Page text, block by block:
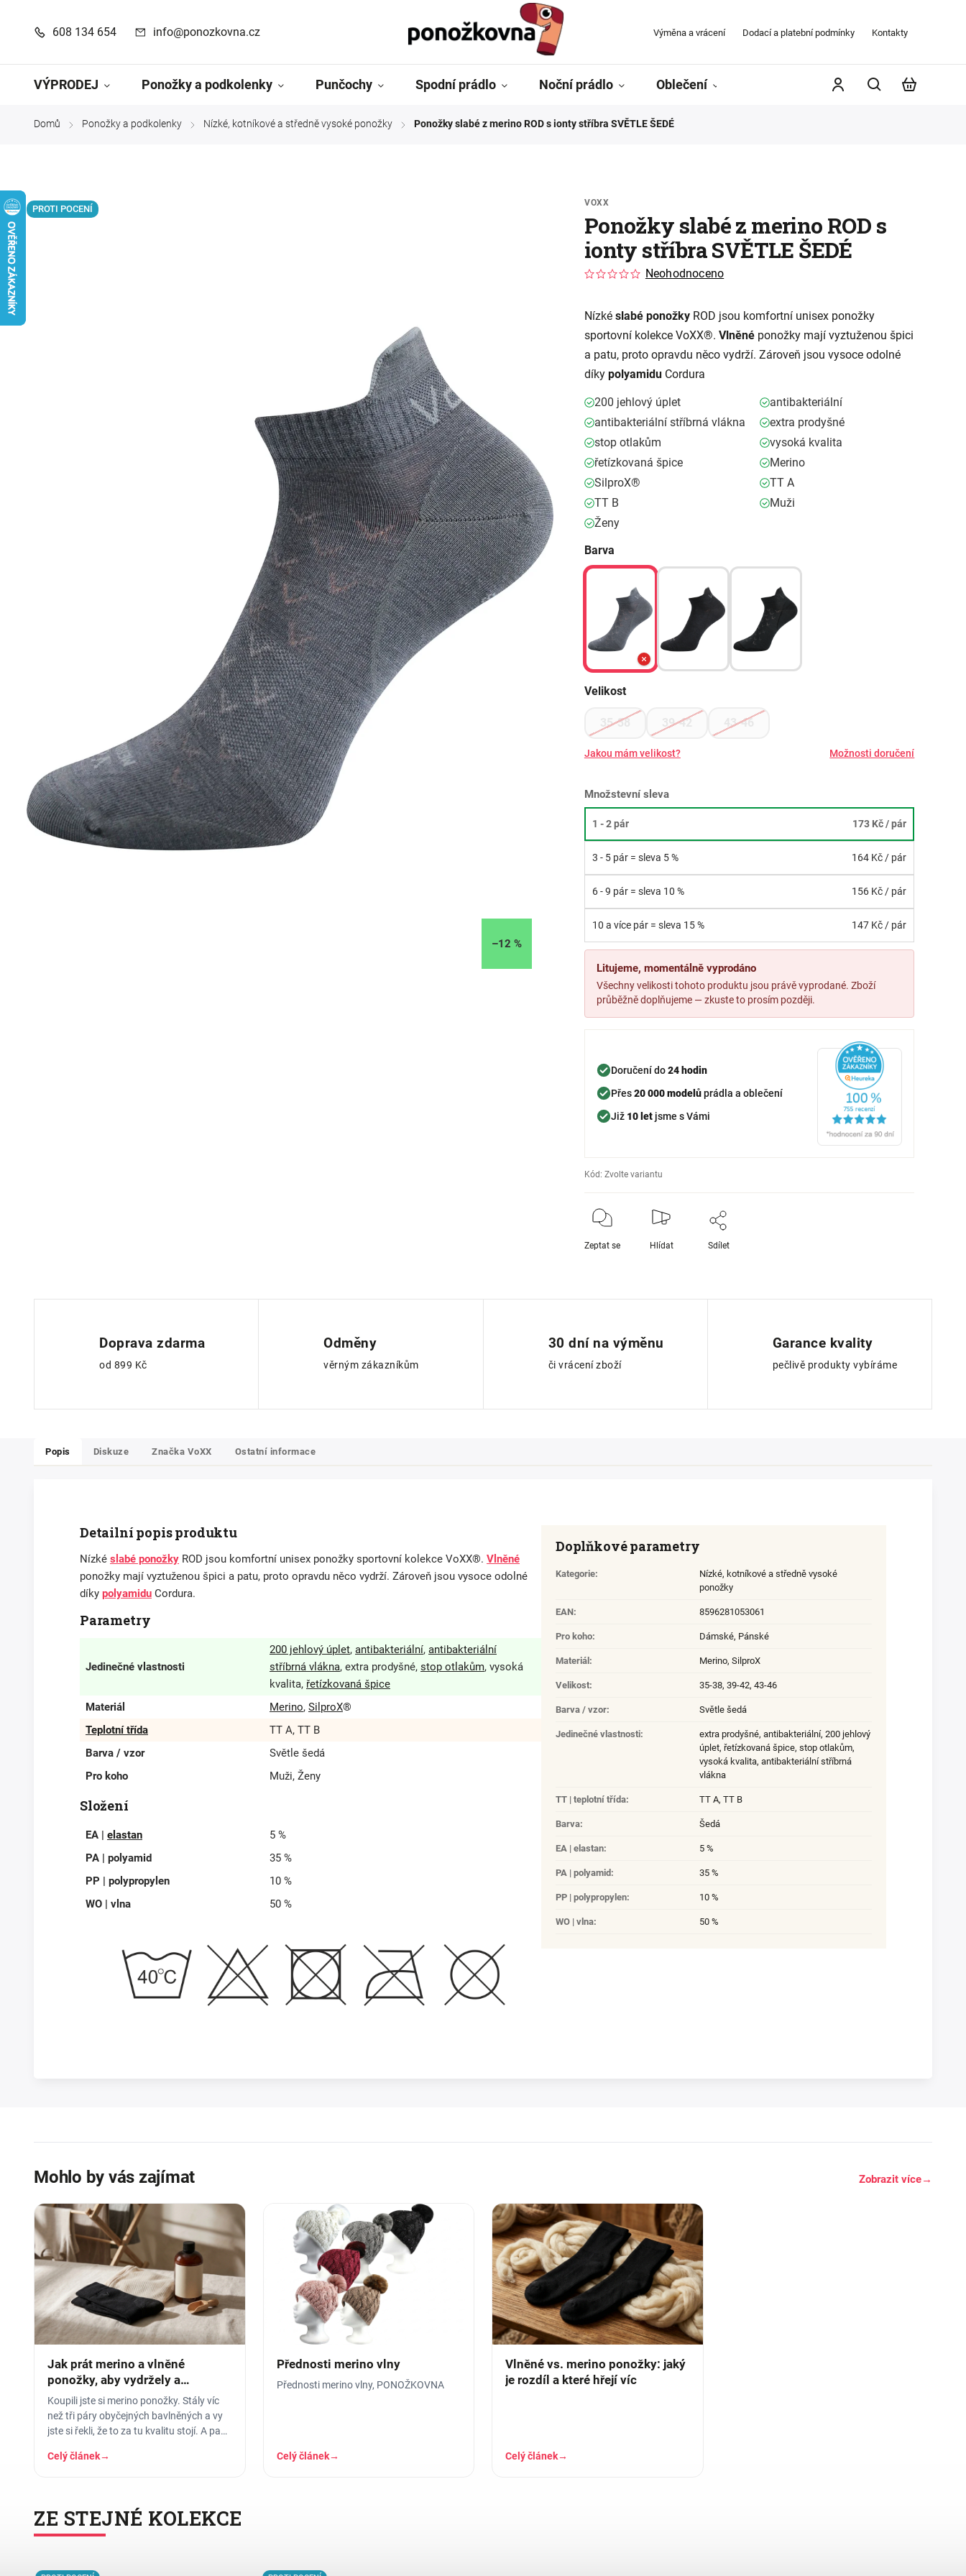
608 134 654 info@ponozkovna.cz Výměna a vrácení Dodací a platební podmínky Kontakty
VÝPRODEJ Ponožky a podkolenky Punčochy Spodní prádlo Noční prádlo Oblečení Kontakty
Domů / Ponožky a podkolenky / Nízké, kotníkové a středně vysoké ponožky / Ponožky slabé z merino ROD s ionty stříbra SVĚTLE ŠEDÉ
PROTI POCENÍ
–12 %
Množstevní sleva
1 - 2 pár 173 Kč/ pár
3 - 5 pár = sleva 5 % 164 Kč / pár
6 - 9 pár = sleva 10 % 156 Kč / pár
10 a více pár = sleva 15 % 147 Kč / pár
Nízké slabé ponožkyROD jsou komfortní unisex ponožky
sportovní kolekce VoXX®. Vlněnéponožky mají vyztuženou špici
a patu, proto opravdu něco vydrží. Zároveň jsou vysoce odolné
díky polyamiduCordura
VOXX
Ponožky slabé z merino ROD s
ionty stříbra SVĚTLE ŠEDÉ
Neohodnoceno
200 jehlový úplet
antibakteriální
antibakteriální stříbrná vlákna
extra prodyšné
stop otlakům
vysoká kvalita
řetízkovaná špice
Merino
SilproX®
TT A
TT B
Muži
Ženy
Barva
Velikost
35-38 39-42 43-46
Jakou mám velikost? Možnosti doručení
Litujeme, momentálně vyprodáno
Všechny velikosti tohoto produktu jsou právě vyprodané. Zboží
průběžně doplňujeme — zkuste to prosím později.
Doručení do24 hodin
Přes20 000 modelůprádla a oblečení
Již 10 letjsme s Vámi
Kód: Zvolte variantu
Zeptat se Hlídat Sdílet
Doprava zdarma
od 899 Kč
Odměny
věrným zákazníkům
30 dní na výměnu
či vrácení zboží
Garance kvality
pečlivě produkty vybíráme
Popis Diskuze Značka VoXX Ostatní informace
Detailní popis produktu
Nízké slabé ponožky ROD jsou komfortní unisex ponožky sportovní kolekce VoXX®. Vlněné
ponožky mají vyztuženou špici a patu, proto opravdu něco vydrží. Zároveň jsou vysoce odolné
díky polyamidu Cordura.
Parametry
Jedinečné vlastnosti
200 jehlový úplet, antibakteriální, antibakteriální
stříbrná vlákna, extra prodyšné, stop otlakům, vysoká
kvalita, řetízkovaná špice
Materiál
Merino, SilproX®
Teplotní třída
TT A, TT B
Barva / vzor
Světle šedá
Pro koho
Muži, Ženy
Složení
EA | elastan
5 %
PA | polyamid
35 %
PP | polypropylen
10 %
WO | vlna
50 %
Doplňkové parametry
Kategorie:
Nízké, kotníkové a středně vysoké
ponožky
EAN: 8596281053061
Pro koho: Dámské, Pánské
Materiál: Merino, SilproX
Velikost: 35-38, 39-42, 43-46
Barva / vzor: Světle šedá
Jedinečné vlastnosti: extra prodyšné, antibakteriální, 200 jehlový
úplet, řetízkovaná špice, stop otlakům,
vysoká kvalita, antibakteriální stříbrná
vlákna
TT | teplotní třída: TT A, TT B
Barva: Šedá
EA | elastan: 5 %
PA | polyamid: 35 %
PP | polypropylen: 10 %
WO | vlna: 50 %
Mohlo by vás zajímat Zobrazit více→
Jak prát merino a vlněné
ponožky, aby vydržely a
nesrazily se
Koupili jste si merino ponožky. Stály víc
než tři páry obyčejných bavlněných a vy
jste si řekli, že to za tu kvalitu stojí. A pak
Celý článek→
Přednosti merino vlny
Přednosti merino vlny, PONOŽKOVNA
Celý článek→
Vlněné vs. merino ponožky: jaký
je rozdíl a které hřejí víc
Celý článek→
ZE STEJNÉ KOLEKCE